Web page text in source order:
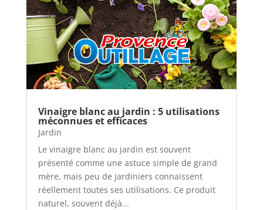
menu-
wp-
plugin.html
|
Active
Provence
Outillage
(Provence-
Outillage-
Vinaigre blanc au jardin : 5 utilisations
méconnues et efficaces
Jardin
Le vinaigre blanc au jardin est souvent
présenté comme une astuce simple de grand
mère, mais peu de jardiniers connaissent
réellement toutes ses utilisations. Ce produit
naturel, souvent déjà...